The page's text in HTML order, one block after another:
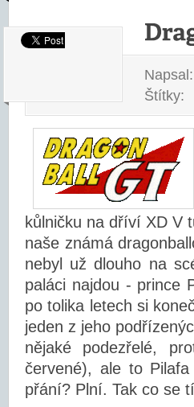
Napsal:
Štítky:
kůlničku na dříví XD V
naše známá
nebyl už dlouho na
paláci najdou - prince
po tolika letech si
jeden z jeho
nějaké podezřelé,
červené), ale to
přání? Plní. Tak co se